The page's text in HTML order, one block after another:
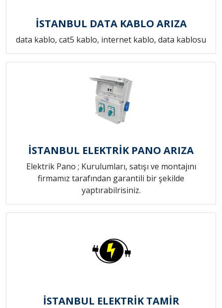
İSTANBUL DATA KABLO ARIZA
data kablo, cat5 kablo, internet kablo, data kablosu
İSTANBUL ELEKTRİK PANO ARIZA
Elektrik Pano ; Kurulumları, satışı ve montajını
firmamız tarafından garantili bir şekilde
yaptırabilrisiniz.
İSTANBUL ELEKTRİK TAMİR